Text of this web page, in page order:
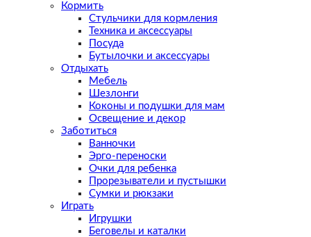
Кормить
Стульчики для кормления
Техника и аксессуары
Посуда
Бутылочки и аксессуары
Отдыхать
Мебель
Шезлонги
Коконы и подушки для мам
Освещение и декор
Заботиться
Ванночки
Эрго-переноски
Очки для ребенка
Прорезыватели и пустышки
Сумки и рюкзаки
Играть
Игрушки
Беговелы и каталки